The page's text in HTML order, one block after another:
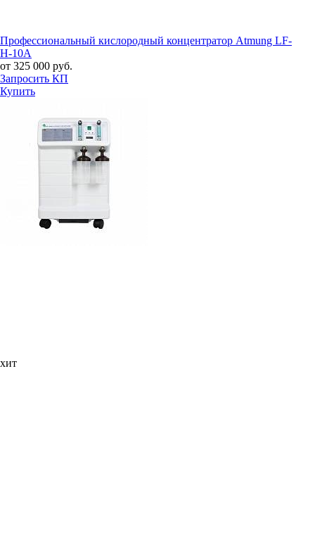
Профессиональный кислородный концентратор Atmung LF-
H-10A
от 325 000 руб.
Запросить КП
Купить
хит